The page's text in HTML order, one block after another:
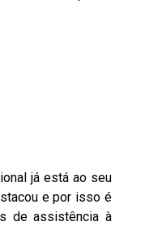
já está ao seu
e por isso é
de assistência à